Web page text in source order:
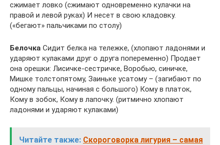
сжимает ловко (сжимают одновременно кулачки на
правой и левой руках) И несет в свою кладовку.
(«бегают» пальчиками по столу)
Белочка Сидит белка на тележке, (хлопают ладонями и
ударяют кулаками друг о друга попеременно) Продает
она орешки: Лисичке-сестричке, Воробью, синичке,
Мишке толстопятому, Заиньке усатому – (загибают по
одному пальцы, начиная с большого) Кому в платок,
Кому в зобок, Кому в лапочку. (ритмично хлопают
ладонями и ударяют кулаками)
Читайте также: Скороговорка лигурия – самая